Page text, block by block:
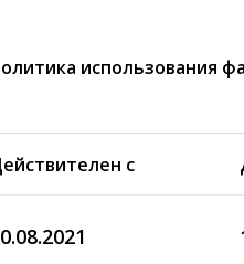
использования
с